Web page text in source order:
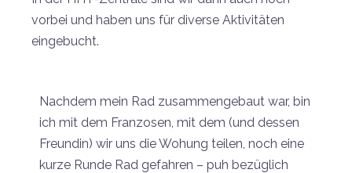
vorbei und haben uns für diverse Aktivitäten
eingebucht.
Nachdem mein Rad zusammengebaut war, bin
ich mit dem Franzosen, mit dem (und dessen
Freundin) wir uns die Wohung teilen, noch eine
kurze Runde Rad gefahren – puh bezüglich